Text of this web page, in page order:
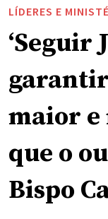
LÍDERES E
‘Seguir
maior e
que o
Bispo